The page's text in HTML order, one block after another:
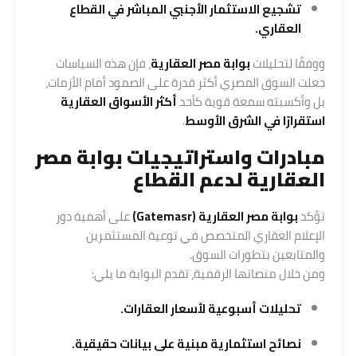
تشجيع الاستثمار الأجنبي المباشر في القطاع
العقاري.
ووفقًا لتحليلاتبوابة مصر العقارية، فإن هذه السياسات
جعلت السوق المصري أكثر قدرة على الصمود أمام الأزمات،
بل وأكسبته سمعة قوية كأحدأكثر الأسواق العقارية
استقرارًا في الشرق الأوسط.
مبادرات واستراتيجيات بوابة مصر
العقارية لدعم القطاع
تؤكدبوابة مصر العقارية (Gatemasr)
على أهمية دور
الإعلام العقاري المتخصص في توعية المستثمرين
والمتابعين بتطورات السوق.
ومن خلال منصاتها الرقمية، تقدم البوابة ما يلي:
تحليلات أسبوعية لأسعار العقارات.
نصائح استثمارية مبنية على بيانات حقيقية.